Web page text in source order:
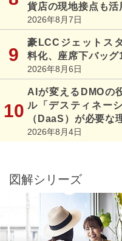
貨店の現地接点も
2026年8月7日
豪LCCジェットス
料化、座席下バッグ
2026年8月6日
AIが変えるDMOの
ル「デスティネー
（DaaS）が必要な
2026年8月4日
図解シリーズ